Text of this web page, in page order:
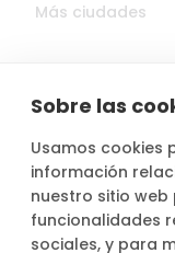
Sobre las
Usamos cookies
información
nuestro sitio
funcionalidades
sociales, y para
© 2022-2026

Más ciudades